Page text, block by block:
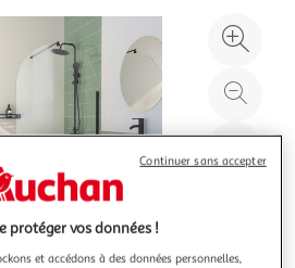
à
100
le
protéger vos données !
et accédons à des données personnelles,
Continuer sans accepter